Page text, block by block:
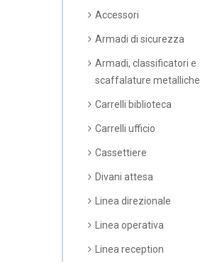
Accessori
Armadi di sicurezza
Armadi, classificatori e
scaffalature metalliche
Carrelli biblioteca
Carrelli ufficio
Cassettiere
Divani attesa
Linea direzionale
Linea operativa
Linea reception